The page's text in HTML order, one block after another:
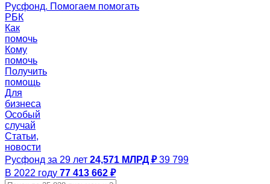
Русфонд. Помогаем помогать
РБК
Как
помочь
Кому
помочь
Получить
помощь
Для
бизнеса
Особый
случай
Статьи,
новости
Русфонд за 29 лет 24,571 МЛРД ₽ 39 799
В 2022 году 77 413 662 ₽